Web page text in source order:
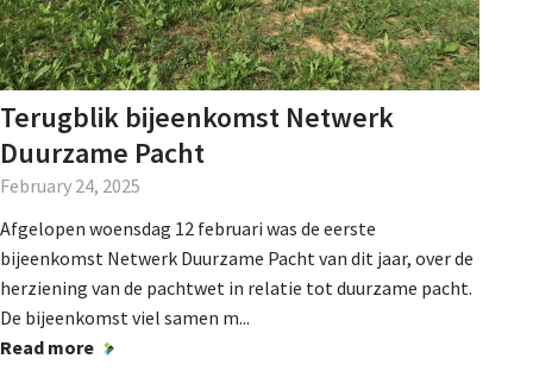
Terugblik bijeenkomst Netwerk
Duurzame Pacht
February 24, 2025
Afgelopen woensdag 12 februari was de eerste
bijeenkomst Netwerk Duurzame Pacht van dit jaar, over de
herziening van de pachtwet in relatie tot duurzame pacht.
De bijeenkomst viel samen m...
Read more